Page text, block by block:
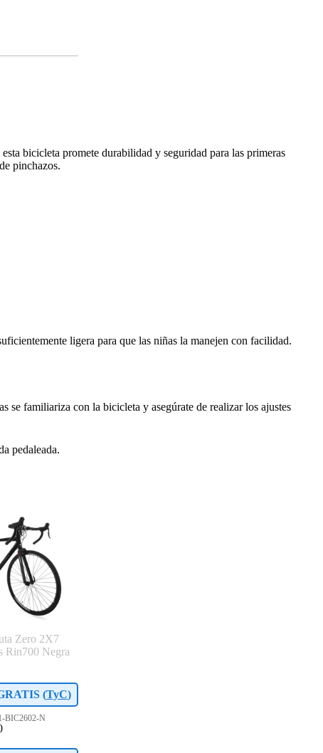
bicicleta promete durabilidad y seguridad para las primeras
pinchazos.
ligera para que las niñas la manejen con facilidad.
se familiariza con la bicicleta y asegúrate de realizar los ajustes
pedaleada.
Zero 2X7
Rin700 Negra
(TyC)
BIC2602-N